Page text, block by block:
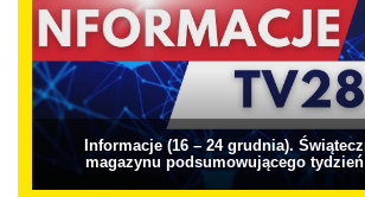
Informacje (16 – 24 grudnia).
magazynu podsumowującego